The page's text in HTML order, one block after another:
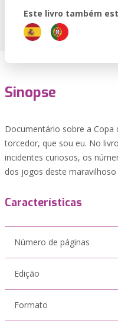
Este livro também
Sinopse
Documentário sobre a
torcedor, que sou eu. No
incidentes curiosos, os
dos jogos deste
Características
Número de páginas
Edição
Formato